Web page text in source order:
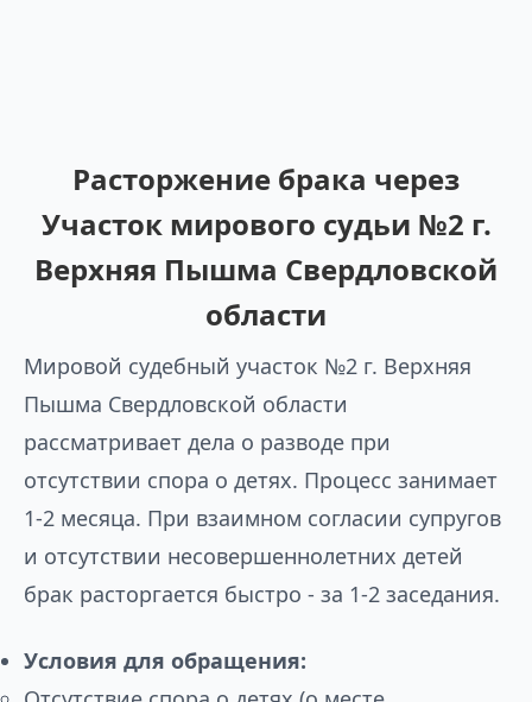
Расторжение брака через
Участок мирового судьи №2 г.
Верхняя Пышма Свердловской
области
Мировой судебный участок №2 г. Верхняя
Пышма Свердловской области
рассматривает дела о разводе при
отсутствии спора о детях. Процесс занимает
1-2 месяца. При взаимном согласии супругов
и отсутствии несовершеннолетних детей
брак расторгается быстро - за 1-2 заседания.
Условия для обращения: